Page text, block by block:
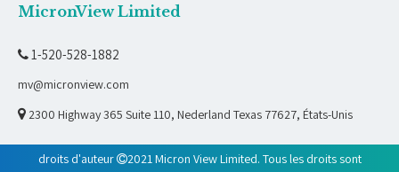
MicronView Limited
 1-520-528-1882
mv@micronview.com
 2300 Highway 365 Suite 110, Nederland Texas 77627, États-Unis
droits d'auteur 2021 Micron View Limited. Tous les droits sont